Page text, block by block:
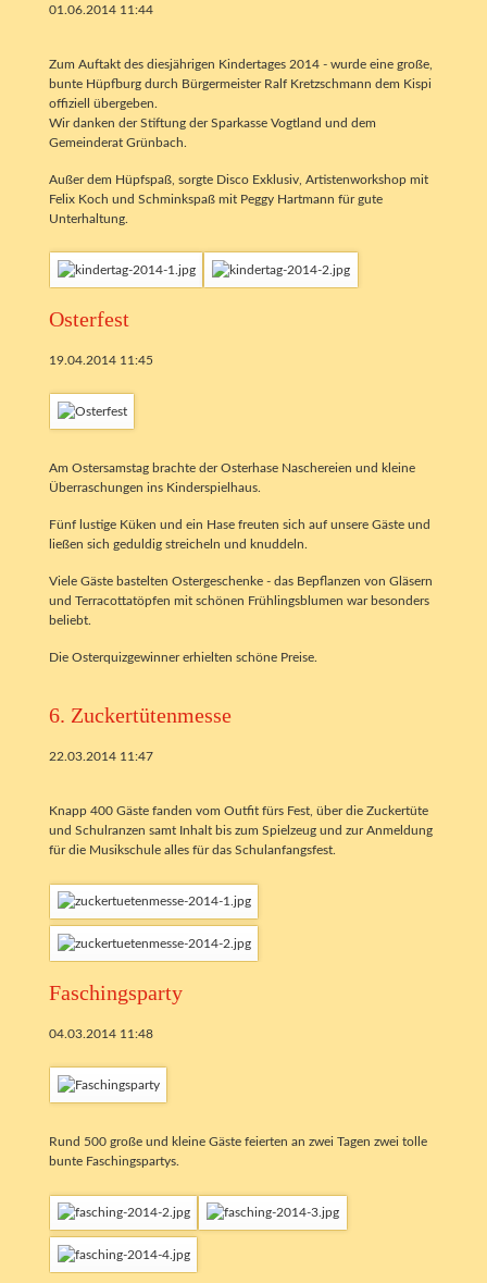
01.06.2014 11:44
Zum Auftakt des diesjährigen Kindertages 2014 - wurde eine große,
bunte Hüpfburg durch Bürgermeister Ralf Kretzschmann dem Kispi
offiziell übergeben.
Wir danken der Stiftung der Sparkasse Vogtland und dem
Gemeinderat Grünbach.
Außer dem Hüpfspaß, sorgte Disco Exklusiv, Artistenworkshop mit
Felix Koch und Schminkspaß mit Peggy Hartmann für gute
Unterhaltung.
Osterfest
19.04.2014 11:45
Am Ostersamstag brachte der Osterhase Naschereien und kleine
Überraschungen ins Kinderspielhaus.
Fünf lustige Küken und ein Hase freuten sich auf unsere Gäste und
ließen sich geduldig streicheln und knuddeln.
Viele Gäste bastelten Ostergeschenke - das Bepflanzen von Gläsern
und Terracottatöpfen mit schönen Frühlingsblumen war besonders
beliebt.
Die Osterquizgewinner erhielten schöne Preise.
6. Zuckertütenmesse
22.03.2014 11:47
Knapp 400 Gäste fanden vom Outfit fürs Fest, über die Zuckertüte
und Schulranzen samt Inhalt bis zum Spielzeug und zur Anmeldung
für die Musikschule alles für das Schulanfangsfest.
Faschingsparty
04.03.2014 11:48
Rund 500 große und kleine Gäste feierten an zwei Tagen zwei tolle
bunte Faschingspartys.